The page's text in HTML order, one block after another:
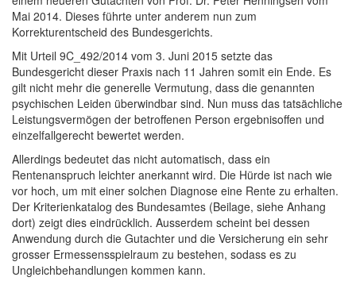
Mai 2014. Dieses führte unter anderem nun zum
Korrekturentscheid des Bundesgerichts.
Mit Urteil 9C_492/2014 vom 3. Juni 2015 setzte das
Bundesgericht dieser Praxis nach 11 Jahren somit ein Ende. Es
gilt nicht mehr die generelle Vermutung, dass die genannten
psychischen Leiden überwindbar sind. Nun muss das tatsächliche
Leistungsvermögen der betroffenen Person ergebnisoffen und
einzelfallgerecht bewertet werden.
Allerdings bedeutet das nicht automatisch, dass ein
Rentenanspruch leichter anerkannt wird. Die Hürde ist nach wie
vor hoch, um mit einer solchen Diagnose eine Rente zu erhalten.
Der Kriterienkatalog des Bundesamtes (Beilage, siehe Anhang
dort) zeigt dies eindrücklich. Ausserdem scheint bei dessen
Anwendung durch die Gutachter und die Versicherung ein sehr
grosser Ermessensspielraum zu bestehen, sodass es zu
Ungleichbehandlungen kommen kann.